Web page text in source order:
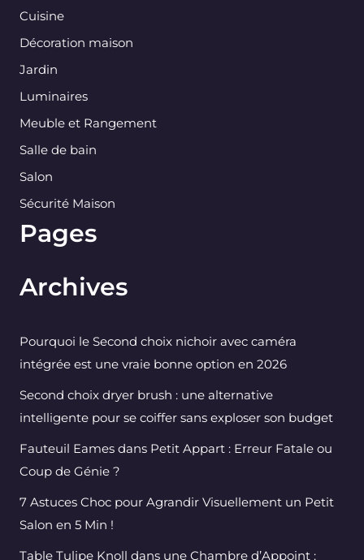
Cuisine
Décoration maison
Jardin
Luminaires
Meuble et Rangement
Salle de bain
Salon
Sécurité Maison
Pages
Archives
Pourquoi le Second choix nichoir avec caméra
intégrée est une vraie bonne option en 2026
Second choix dryer brush : une alternative
intelligente pour se coiffer sans exploser son budget
Fauteuil Eames dans Petit Appart : Erreur Fatale ou
Coup de Génie ?
7 Astuces Choc pour Agrandir Visuellement un Petit
Salon en 5 Min !
Table Tulipe Knoll dans une Chambre d’Appoint :